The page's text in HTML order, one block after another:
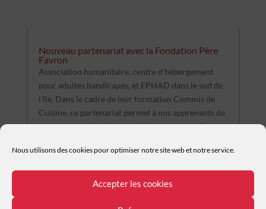
Nous utilisons des cookies pour optimiser notre site web et notre service.
Accepter les cookies
Nouveau partenariat avec la Fondation Père
Favron
Association humanitaire, centre d'hébergement
pour adultes handicapés, et EPHAD dans le sud de
l'île. Dans le cadre de leur formation Commis de
Cuisine, ce partenariat permet à nos apprenants de
mettre en pratique leur polyvalence et travail...